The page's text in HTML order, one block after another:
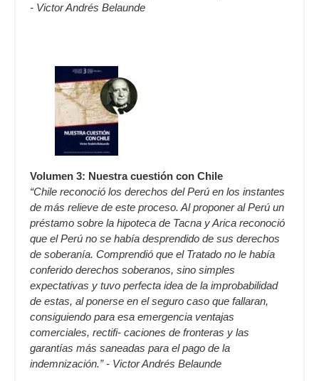
- Victor Andrés Belaunde
Volumen 3: Nuestra cuestión con Chile
“Chile reconoció los derechos del Perú en los instantes
de más relieve de este proceso. Al proponer al Perú un
préstamo sobre la hipoteca de Tacna y Arica reconoció
que el Perú no se había desprendido de sus derechos
de soberanía. Comprendió que el Tratado no le había
conferido derechos soberanos, sino simples
expectativas y tuvo perfecta idea de la improbabilidad
de estas, al ponerse en el seguro caso que fallaran,
consiguiendo para esa emergencia ventajas
comerciales, rectifi- caciones de fronteras y las
garantías más saneadas para el pago de la
indemnización.” - Victor Andrés Belaunde